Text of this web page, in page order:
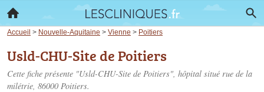
Accueil > Nouvelle-Aquitaine > Vienne > Poitiers
Usld-CHU-Site de Poitiers
Cette fiche présente "Usld-CHU-Site de Poitiers", hôpital situé rue de la
milétrie, 86000 Poitiers.